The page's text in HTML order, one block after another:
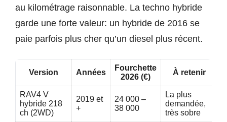
au kilométrage raisonnable. La techno hybride
garde une forte valeur: un hybride de 2016 se
paie parfois plus cher qu’un diesel plus récent.
Version Années
Fourchette
2026 (€)
À retenir
RAV4 V
hybride 218
ch (2WD)
2019 et
+
24 000 –
38 000
La plus
demandée,
très sobre